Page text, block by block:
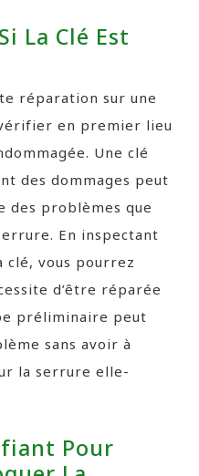
La Clé Est
réparation sur une
en premier lieu
Une clé
des dommages peut
des problèmes que
En inspectant
clé, vous pourrez
d’être réparée
préliminaire peut
sans avoir à
la serrure elle-
Pour